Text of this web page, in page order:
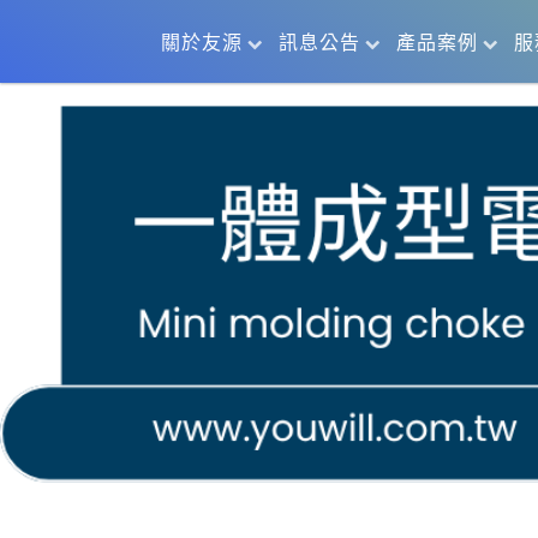
關於友源 訊息公告 產品案例